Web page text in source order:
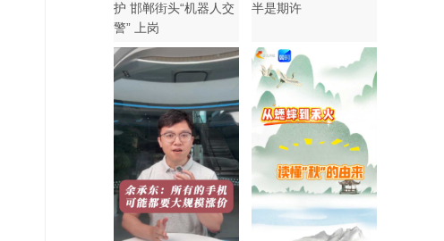
护 邯郸街头“机器人交
警” 上岗
半是期许